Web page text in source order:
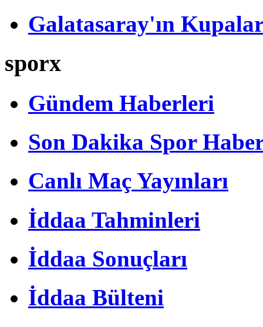
Galatasaray'ın
sporx
Gündem Haberleri
Son Dakika Spor
Canlı Maç Yayınları
İddaa Tahminleri
İddaa Sonuçları
İddaa Bülteni